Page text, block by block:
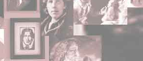
06441 / 946636
bmedien@web.de